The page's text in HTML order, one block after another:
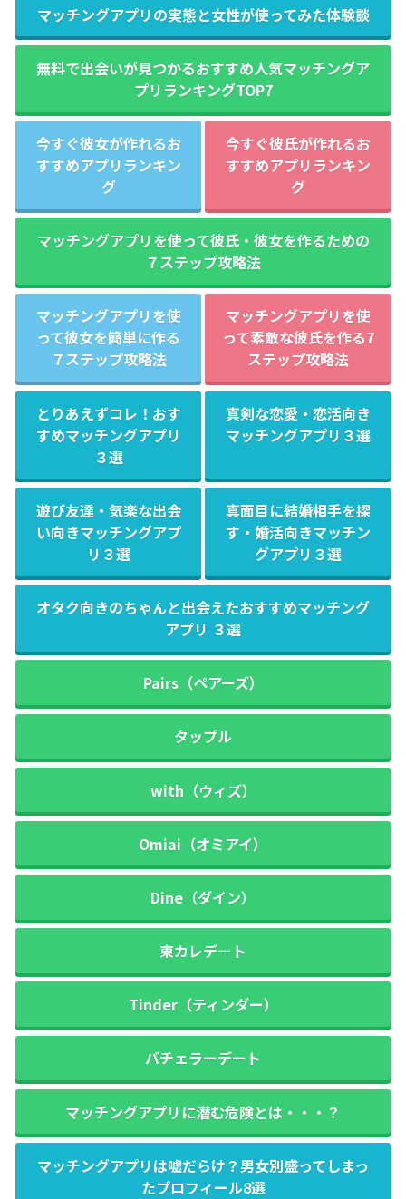
マッチングアプリの実態と女性が使ってみた体験談
無料で出会いが見つかるおすすめ人気マッチングア
プリランキングTOP7
今すぐ彼女が作れるお
すすめアプリランキン
グ
今すぐ彼氏が作れるお
すすめアプリランキン
グ
マッチングアプリを使って彼氏・彼女を作るための
７ステップ攻略法
マッチングアプリを使
って彼女を簡単に作る
７ステップ攻略法
マッチングアプリを使
って素敵な彼氏を作る7
ステップ攻略法
とりあえずコレ！おす
すめマッチングアプリ
３選
真剣な恋愛・恋活向き
マッチングアプリ３選
遊び友達・気楽な出会
い向きマッチングアプ
リ３選
真面目に結婚相手を探
す・婚活向きマッチン
グアプリ３選
オタク向きのちゃんと出会えたおすすめマッチング
アプリ ３選
Pairs（ペアーズ）
タップル
with（ウィズ）
Omiai（オミアイ）
Dine（ダイン）
東カレデート
Tinder（ティンダー）
バチェラーデート
マッチングアプリに潜む危険とは・・・？
マッチングアプリは嘘だらけ？男女別盛ってしまっ
たプロフィール8選